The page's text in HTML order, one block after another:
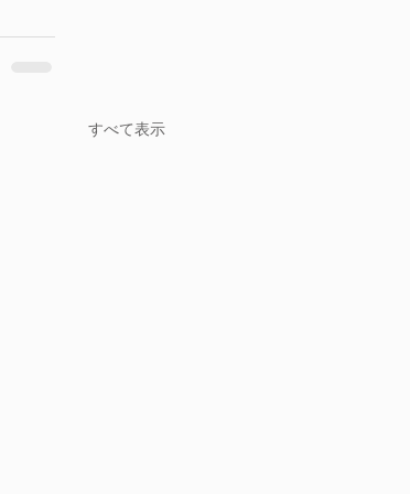
すべて表示